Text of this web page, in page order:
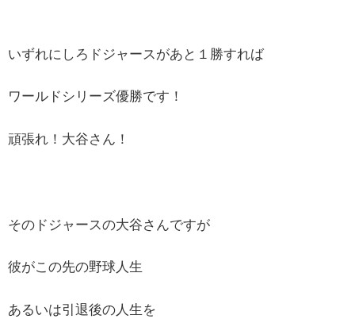
いずれにしろドジャースがあと１勝すれば
ワールドシリーズ優勝です！
頑張れ！大谷さん！
そのドジャースの大谷さんですが
彼がこの先の野球人生
あるいは引退後の人生を